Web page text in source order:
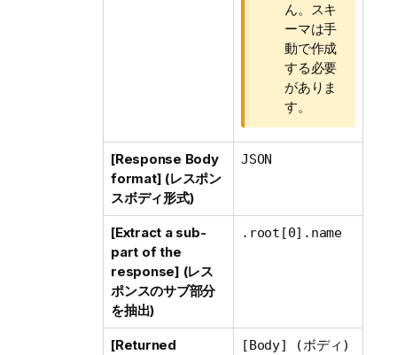
ん。スキ
ーマは手
動で作成
する必要
がありま
す。
[Response Body
format] (レスポン
スボディ形式)
JSON
[Extract a sub-
part of the
response] (レス
ポンスのサブ部分
を抽出)
.root[0].name
[Returned
[Body] (ボディ)